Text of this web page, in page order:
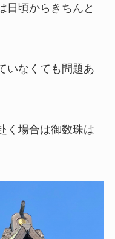
日頃からきちんと
いなくても問題あ
く場合は御数珠は